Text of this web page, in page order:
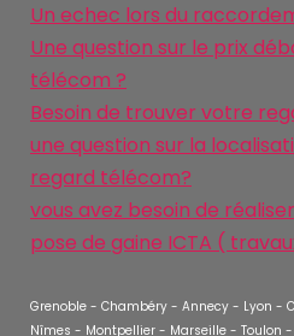
Un echec lors du
Une question sur le prix
télécom ?
Besoin de trouver votre
une question sur la
regard télécom?
vous avez besoin de
pose de gaine ICTA (
Grenoble - Chambéry - Annecy - Lyon -
Nîmes - Montpellier - Marseille - Toulon